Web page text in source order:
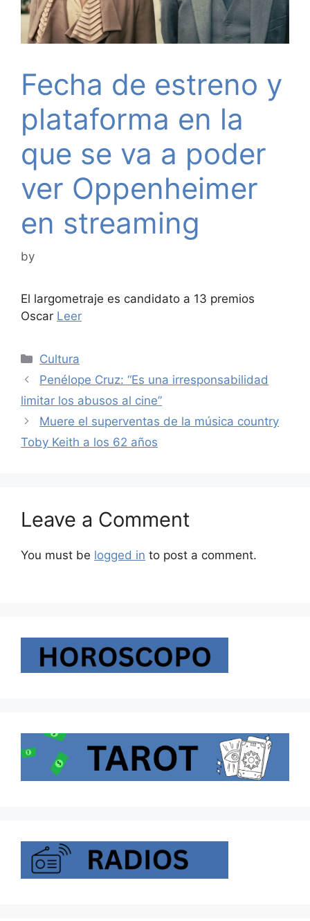
Fecha de estreno y
plataforma en la
que se va a poder
ver Oppenheimer
en streaming
by
El largometraje es candidato a 13 premios
Oscar Leer
Categories
Cultura
Penélope Cruz: “Es una irresponsabilidad
limitar los abusos al cine”
Muere el superventas de la música country
Toby Keith a los 62 años
Leave a Comment
You must be logged in to post a comment.